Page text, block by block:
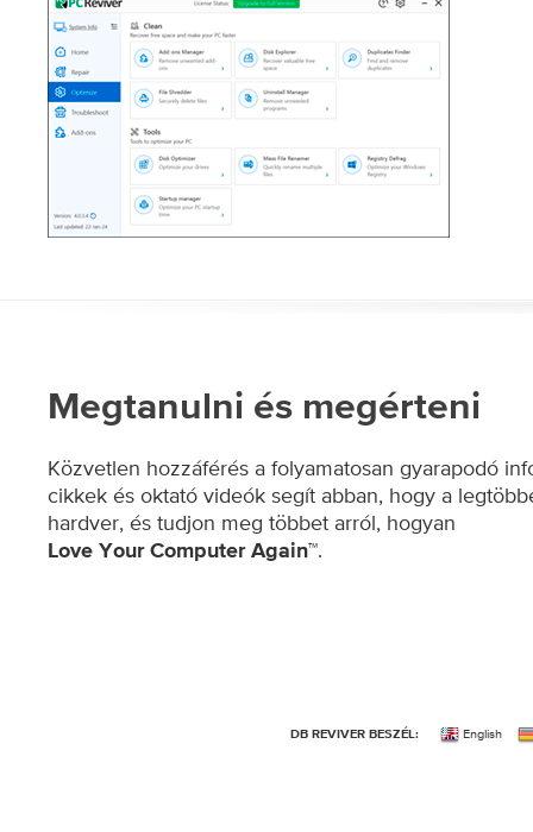
Megtanulni és megérteni
Közvetlen hozzáférés a folyamatosan gyarapodó
cikkek és oktató videók segít abban, hogy a
hardver, és tudjon meg többet arról, hogyan
Love Your Computer Again™.
DB REVIVER BESZÉL: English